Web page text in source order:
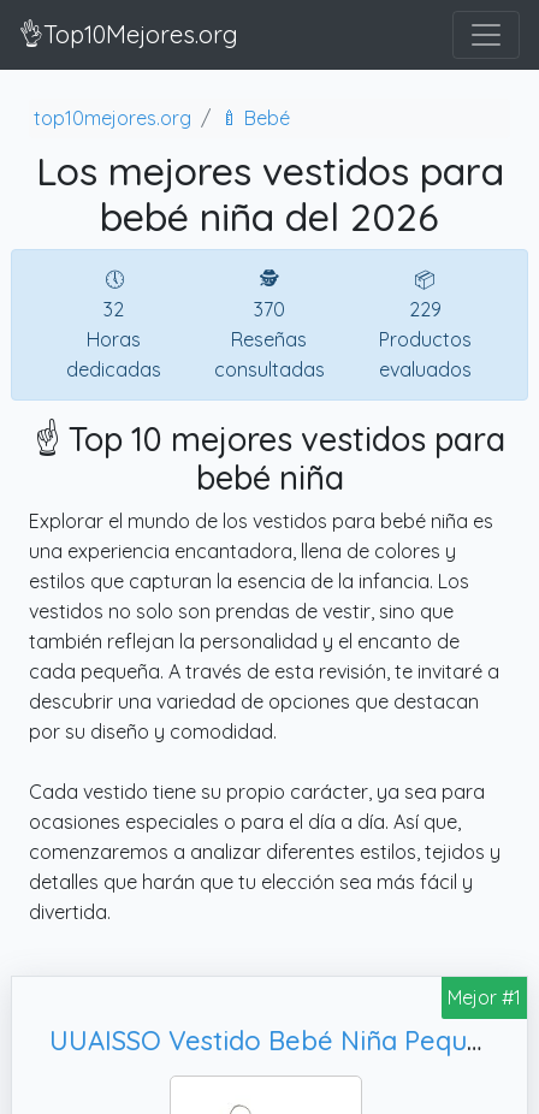
👌Top10Mejores.org
top10mejores.org 🍼 Bebé
Los mejores vestidos para
bebé niña del 2026
🕔
32
Horas
dedicadas
🕵
370
Reseñas
consultadas
📦
229
Productos
evaluados
☝️ Top 10 mejores vestidos para
bebé niña
Explorar el mundo de los vestidos para bebé niña es
una experiencia encantadora, llena de colores y
estilos que capturan la esencia de la infancia. Los
vestidos no solo son prendas de vestir, sino que
también reflejan la personalidad y el encanto de
cada pequeña. A través de esta revisión, te invitaré a
descubrir una variedad de opciones que destacan
por su diseño y comodidad.
Cada vestido tiene su propio carácter, ya sea para
ocasiones especiales o para el día a día. Así que,
comenzaremos a analizar diferentes estilos, tejidos y
detalles que harán que tu elección sea más fácil y
divertida.
Mejor #1
UUAISSO Vestido Bebé Niña Pequeña Cárdigan Volantes Tops Vestidos Mariposa Estampado Floral a Cuadros Ropa Verano Para Bebé Niña Cuadros rosas 9-12 meses